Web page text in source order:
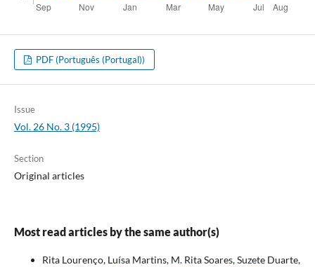
PDF (Português (Portugal))
Issue
Vol. 26 No. 3 (1995)
Section
Original articles
Most read articles by the same author(s)
Rita Lourenço, Luísa Martins, M. Rita Soares, Suzete Duarte,